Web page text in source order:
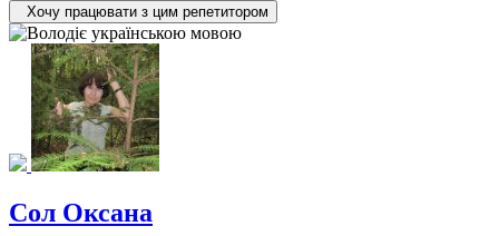
Хочу працювати з цим репетитором
Сол Оксана